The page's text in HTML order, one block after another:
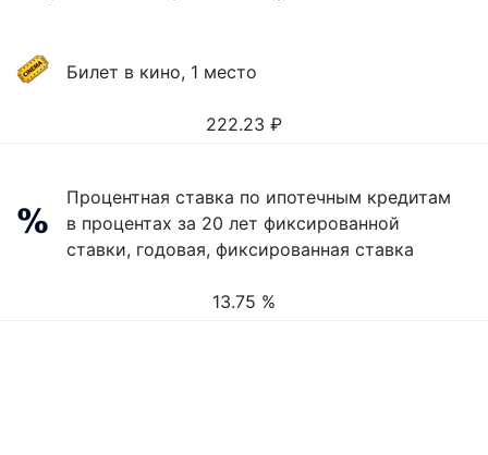
Билет в кино, 1 место
222.23 ₽
Процентная ставка по ипотечным кредитам
в процентах за 20 лет фиксированной
ставки, годовая, фиксированная ставка
13.75 %